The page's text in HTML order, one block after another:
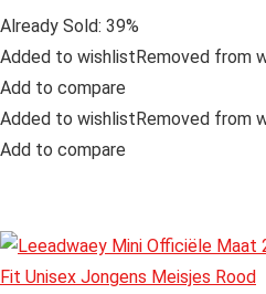
Already Sold: 39%
Added to wishlistRemoved from
Add to compare
Added to wishlistRemoved from
Add to compare